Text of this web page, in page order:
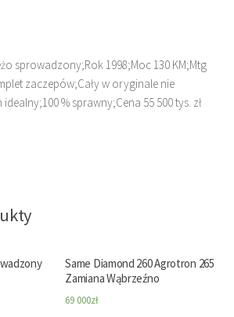
sprowadzony;Rok 1998;Moc 130 KM;Mtg
zaczepów;Cały w oryginale nie
% sprawny;Cena 55 500 tys. zł
Same Diamond 260 Agrotron 265
Zamiana Wąbrzeźno
69 000zł